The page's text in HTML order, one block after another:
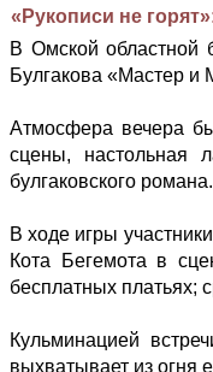
«Рукописи не
В Омской областной
Булгакова «Мастер и
Атмосфера вечера
сцены, настольная
булгаковского романа.
В ходе игры
Кота Бегемота в
бесплатных платьях;
Кульминацией
выхватывает из огня